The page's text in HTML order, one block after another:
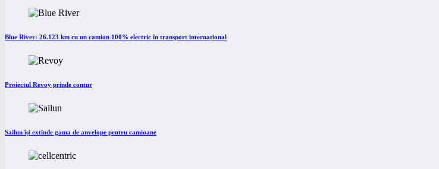
Blue River: 26.123 km cu un camion 100% electric în transport internațional
Proiectul Revoy prinde contur
Sailun își extinde gama de anvelope pentru camioane